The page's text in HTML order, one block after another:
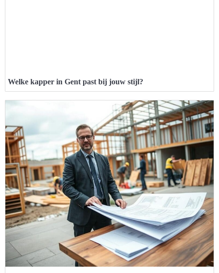
Welke kapper in Gent past bij jouw stijl?